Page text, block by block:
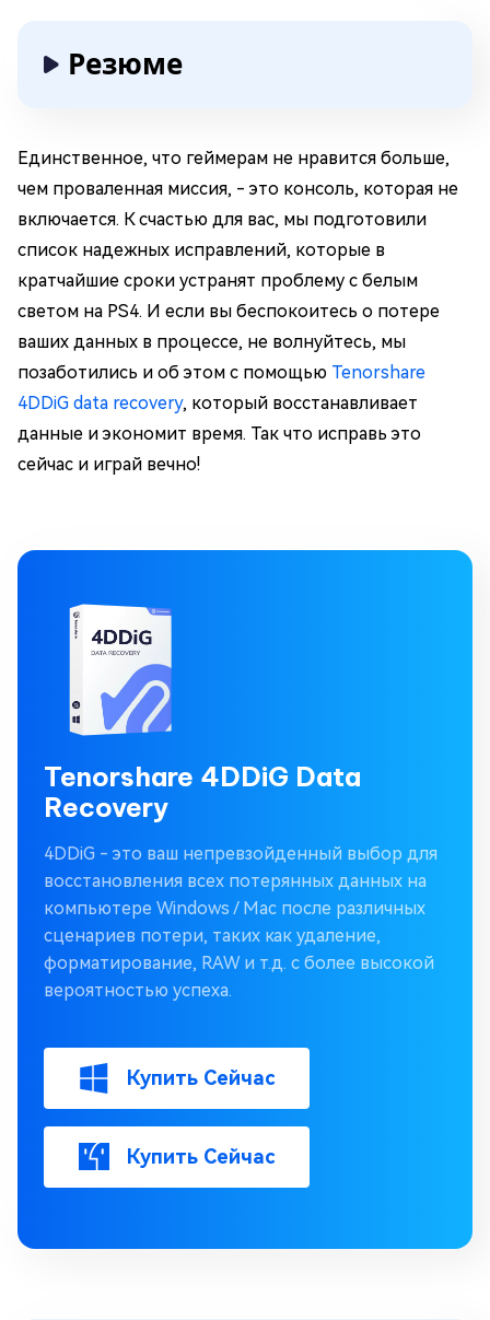
Резюме
Единственное, что геймерам не нравится больше,
чем проваленная миссия, - это консоль, которая не
включается. К счастью для вас, мы подготовили
список надежных исправлений, которые в
кратчайшие сроки устранят проблему с белым
светом на PS4. И если вы беспокоитесь о потере
ваших данных в процессе, не волнуйтесь, мы
позаботились и об этом с помощью Tenorshare
4DDiG data recovery, который восстанавливает
данные и экономит время. Так что исправь это
сейчас и играй вечно!
Tenorshare 4DDiG Data
Recovery
4DDiG - это ваш непревзойденный выбор для
восстановления всех потерянных данных на
компьютере Windows / Mac после различных
сценариев потери, таких как удаление,
форматирование, RAW и т.д. с более высокой
вероятностью успеха.
Купить Сейчас
Купить Сейчас